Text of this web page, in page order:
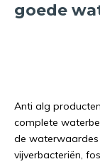
goede
Anti alg
complete
de
vijverbacteriën,